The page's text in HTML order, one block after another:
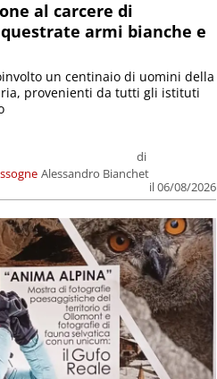
al carcere di
armi bianche e
di
Alessandro Bianchet
il 06/08/2026
un centinaio di uomini della
provenienti da tutti gli istituti